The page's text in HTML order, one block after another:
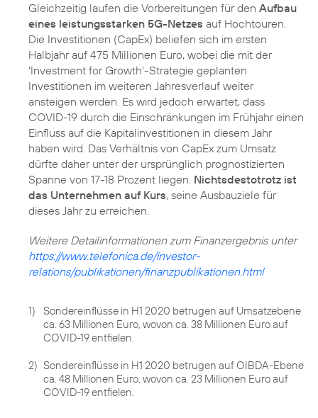
Gleichzeitig laufen die Vorbereitungen für den Aufbau
eines leistungsstarken 5G-Netzes auf Hochtouren.
Die Investitionen (CapEx) beliefen sich im ersten
Halbjahr auf 475 Millionen Euro, wobei die mit der
‘Investment for Growth‘-Strategie geplanten
Investitionen im weiteren Jahresverlauf weiter
ansteigen werden. Es wird jedoch erwartet, dass
COVID-19 durch die Einschränkungen im Frühjahr einen
Einfluss auf die Kapitalinvestitionen in diesem Jahr
haben wird. Das Verhältnis von CapEx zum Umsatz
dürfte daher unter der ursprünglich prognostizierten
Spanne von 17-18 Prozent liegen. Nichtsdestotrotz ist
das Unternehmen auf Kurs, seine Ausbauziele für
dieses Jahr zu erreichen.
https://www.telefonica.de/investor-
relations/publikationen/finanzpublikationen.html
1)
Sondereinflüsse in H1 2020 betrugen auf Umsatzebene
ca. 63 Millionen Euro, wovon ca. 38 Millionen Euro auf
COVID-19 entfielen.
2) Sondereinflüsse in H1 2020 betrugen auf OIBDA-Ebene
ca. 48 Millionen Euro, wovon ca. 23 Millionen Euro auf
COVID-19 entfielen.